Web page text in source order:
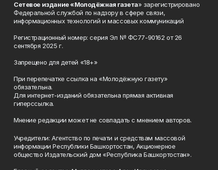
Сетевое издание «Молодёжная газета» зарегистрировано
Федеральной службой по надзору в сфере связи,
информационных технологий и массовых коммуникаций
Регистрационный номер: серия Эл № ФС77-90162 от 26
сентября 2025 г.
Запрещено для детей «18+»
При перепечатке ссылка на «Молодёжную газету»
обязательна.
Для интернет-изданий обязательна прямая активная
гиперссылка.
Мнение редакции может не совпадать с мнением авторов.
Учредители: Агентство по печати и средствам массовой
информации Республики Башкортостан, Акционерное
общество Издательский дом «Республика Башкортостан».